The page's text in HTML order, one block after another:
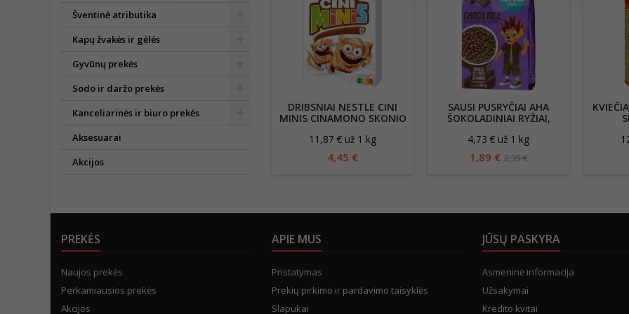
Šventinė atributika
Kapų žvakės ir gėlės
Gyvūnų prekės
Sodo ir daržo prekės
Kanceliarinės ir biuro prekės
Aksesuarai
Akcijos
DRIBSNIAI NESTLE CINI
MINIS CINAMONO SKONIO
11,87 € už 1 kg
4,45 €
SAUSI PUSRYČIAI AHA
ŠOKOLADINIAI RYŽIAI,
4,73 € už 1 kg
1,89 € 2,35 €
PREKĖS
Naujos prekės
Perkamiausios prekės
Akcijos
APIE MUS
Pristatymas
Prekių pirkimo ir pardavimo taisyklės
Slapukai
JŪSŲ PASKYRA
Asmeninė informacija
Užsakymai
Kredito kvitai